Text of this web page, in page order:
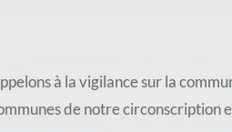
à la vigilance sur la
de notre circonscription